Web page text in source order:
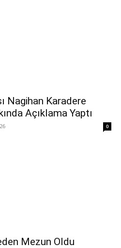
Nagihan Karadere
Açıklama Yaptı
0
Mezun Oldu